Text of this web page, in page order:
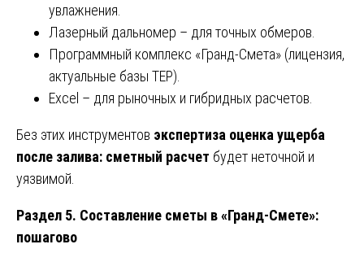
увлажнения.
Лазерный дальномер – для точных обмеров.
Программный комплекс «Гранд-Смета» (лицензия,
актуальные базы ТЕР).
Excel – для рыночных и гибридных расчетов.
Без этих инструментов экспертиза оценка ущерба
после залива: сметный расчет будет неточной и
уязвимой.
Раздел 5. Составление сметы в «Гранд-Смете»:
пошагово